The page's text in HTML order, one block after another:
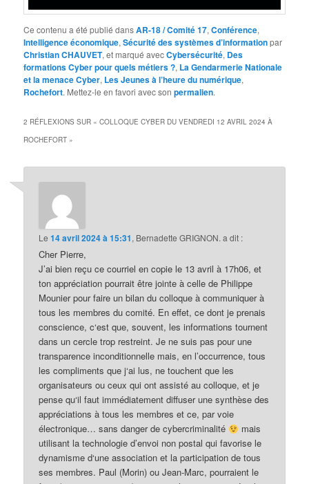
Ce contenu a été publié dansAR-18 / Comité 17,Conférence,
Intelligence économique,Sécurité des systèmes d’informationpar
Christian CHAUVET, et marqué avecCybersécurité, Des
formations Cyber pour quels métiers ?, La Gendarmerie Nationale
et la menace Cyber, Les Jeunes à l’heure du numérique,
Rochefort. Mettez-le en favori avec sonpermalien.
2 RÉFLEXIONS SUR «COLLOQUE CYBER DU VENDREDI 12 AVRIL 2024 À
ROCHEFORT »
Le14 avril 2024 à 15:31, Bernadette GRIGNON. a dit :
Cher Pierre,
J’ai bien reçu ce courriel en copie le 13 avril à 17h06, et
ton appréciation pourrait être jointe à celle de Philippe
Mounier pour faire un bilan du colloque à communiquer à
tous les membres du comité. En effet, ce dont je prenais
conscience, c‘est que, souvent, les informations tournent
dans un cercle trop restreint. Je ne suis pas pour une
transparence inconditionnelle mais, en l’occurrence, tous
les compliments que j‘ai lus, ne touchent que les
organisateurs ou ceux qui ont assisté au colloque, et je
pense qu‘il faut immédiatement diffuser une synthèse des
appréciations à tous les membres et ce, par voie
électronique… sans danger de cybercriminalité
mais
utilisant la technologie d’envoi non postal qui favorise le
dynamisme d‘une association et la participation de tous
ses membres. Paul (Morin) ou Jean-Marc, pourraient le